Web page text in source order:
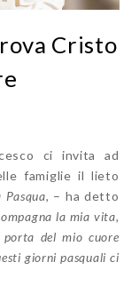
Cristo
ci invita ad
famiglie il lieto
Pasqua, – ha detto
la mia vita,
del mio cuore
giorni pasquali ci